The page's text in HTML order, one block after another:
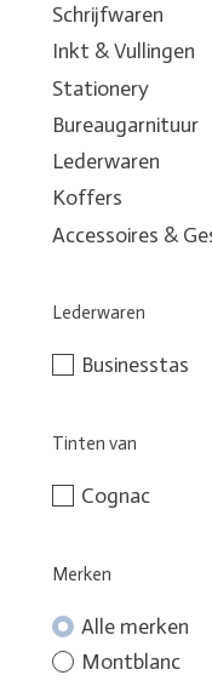
Schrijfwaren
Inkt & Vullingen
Stationery
Bureaugarnituur
Lederwaren
Koffers
Accessoires &
Lederwaren
Businesstas
Tinten van
Cognac
Merken
Alle merken
Montblanc